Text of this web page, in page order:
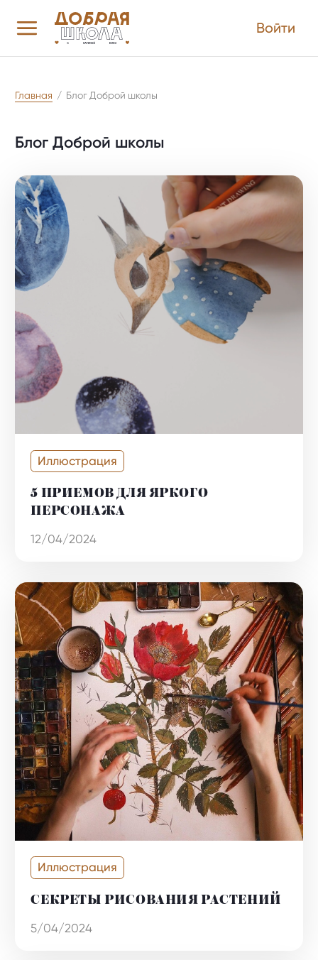
Войти
Главная / Блог Доброй школы
Блог Доброй школы
5 ПРИЕМОВ ДЛЯ ЯРКОГО
ПЕРСОНАЖА
Иллюстрация
12/04/2024
СЕКРЕТЫ РИСОВАНИЯ РАСТЕНИЙ
Иллюстрация
5/04/2024